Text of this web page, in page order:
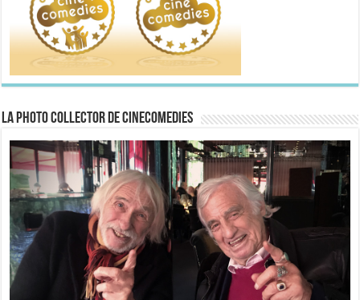
La Photo collector de CineComedies